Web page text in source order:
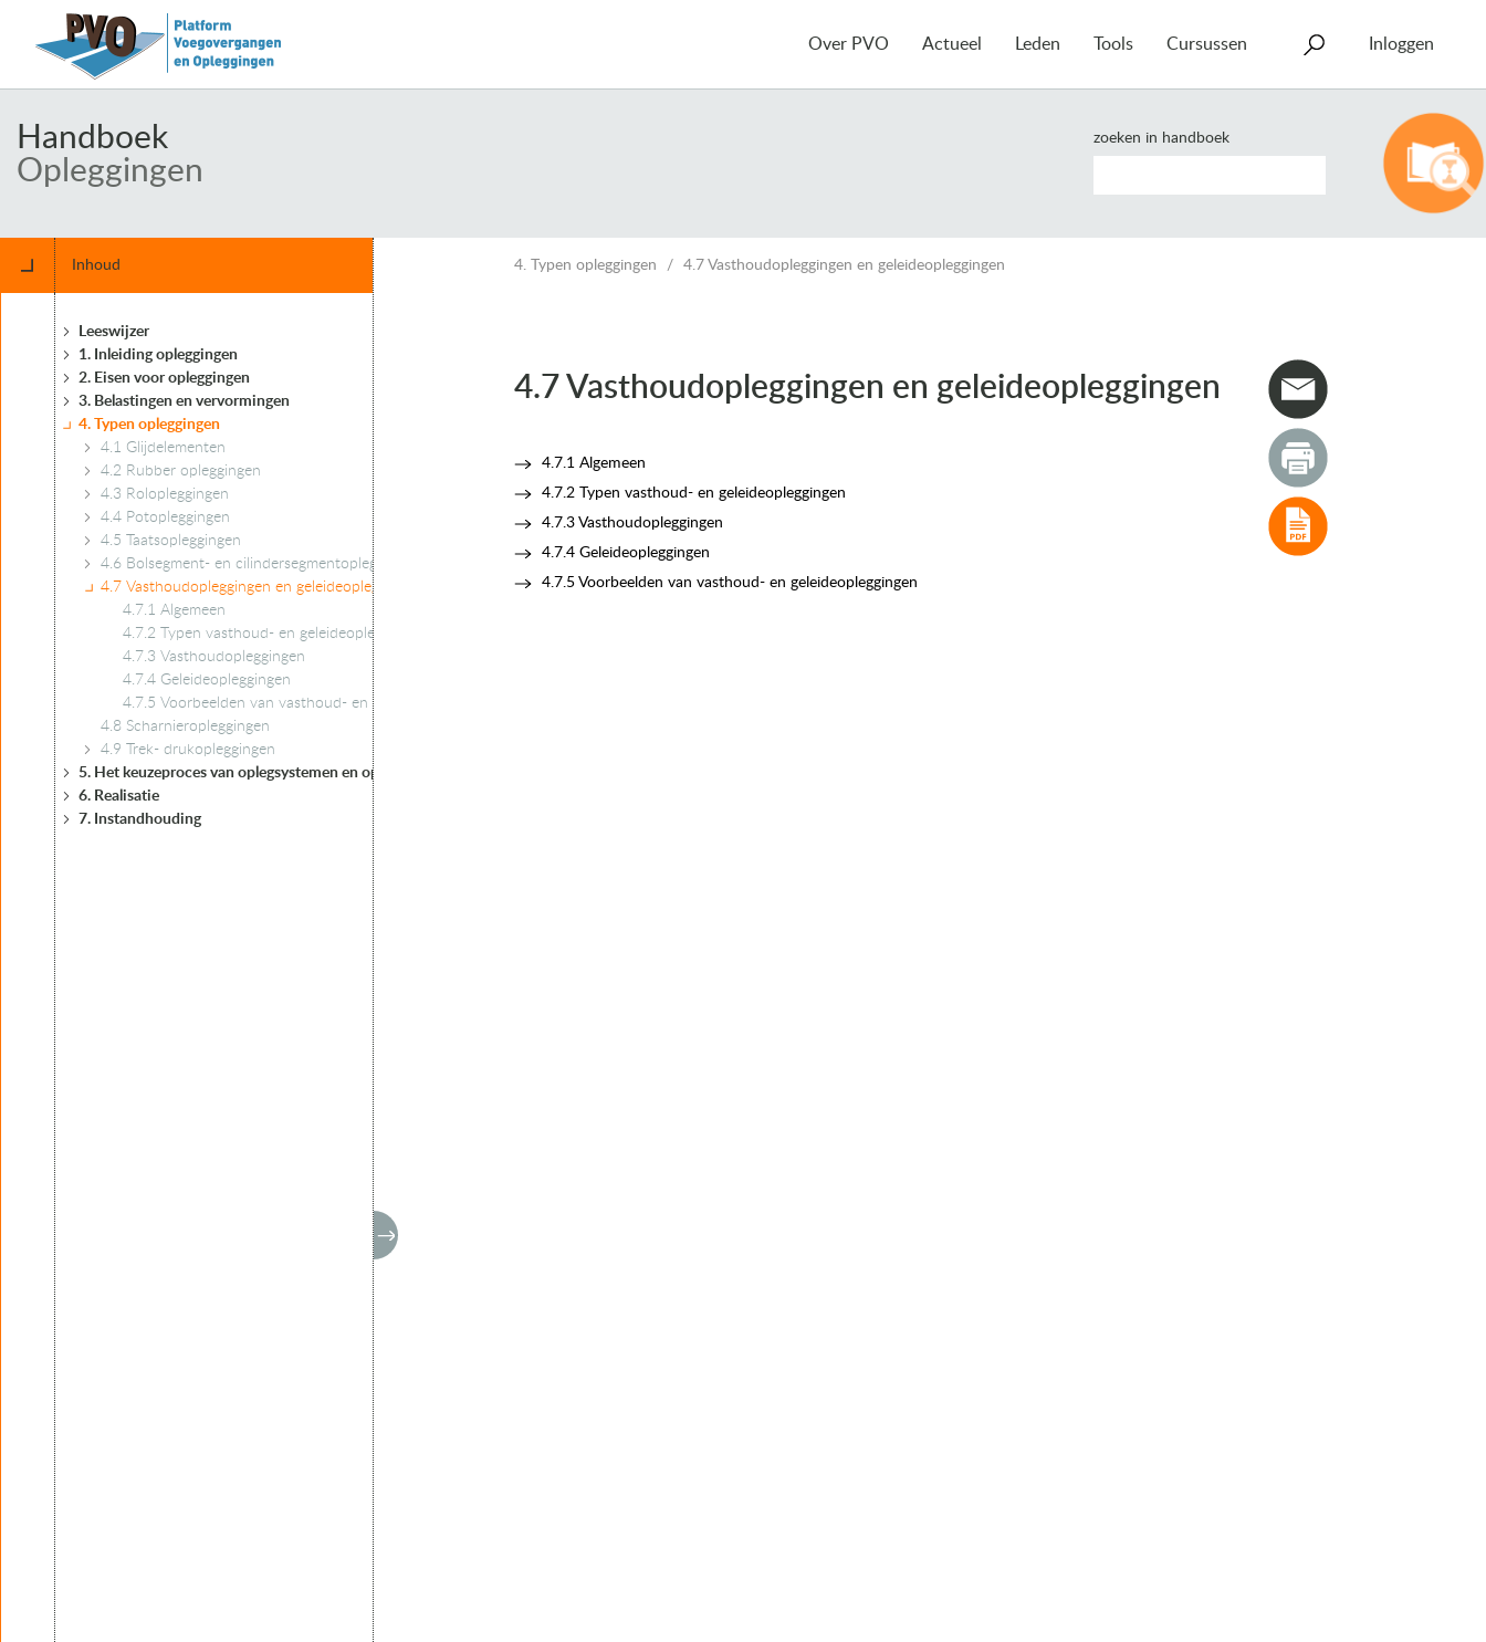
Over PVO Actueel Leden Tools Cursussen Inloggen
Handboek
Opleggingen
zoeken in handboek
Inhoud
Leeswijzer
1. Inleiding opleggingen
2. Eisen voor opleggingen
3. Belastingen en vervormingen
4. Typen opleggingen
4.1 Glijdelementen
4.2 Rubber opleggingen
4.3 Rolopleggingen
4.4 Potopleggingen
4.5 Taatsopleggingen
4.6 Bolsegment- en cilindersegmentopleggingen
4.7 Vasthoudopleggingen en geleideopleggingen
4.7.1 Algemeen
4.7.2 Typen vasthoud- en geleideopleggingen
4.7.3 Vasthoudopleggingen
4.7.4 Geleideopleggingen
4.7.5 Voorbeelden van vasthoud- en geleideopleggingen
4.8 Scharnieropleggingen
4.9 Trek- drukopleggingen
5. Het keuzeproces van oplegsystemen en opleggingen
6. Realisatie
7. Instandhouding
4. Typen opleggingen 4.7 Vasthoudopleggingen en geleideopleggingen
4.7 Vasthoudopleggingen en geleideopleggingen
4.7.1 Algemeen
4.7.2 Typen vasthoud- en geleideopleggingen
4.7.3 Vasthoudopleggingen
4.7.4 Geleideopleggingen
4.7.5 Voorbeelden van vasthoud- en geleideopleggingen